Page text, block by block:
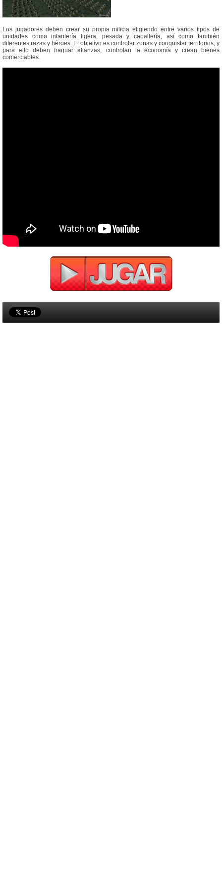
Los jugadores deben crear su propia milicia eligiendo entre varios tipos de
unidades como infantería ligera, pesada y caballería, así como también
diferentes razas y héroes. El objetivo es controlar zonas y conquistar territorios, y
para ello deben fraguar alianzas, controlan la economía y crean bienes
comerciables.